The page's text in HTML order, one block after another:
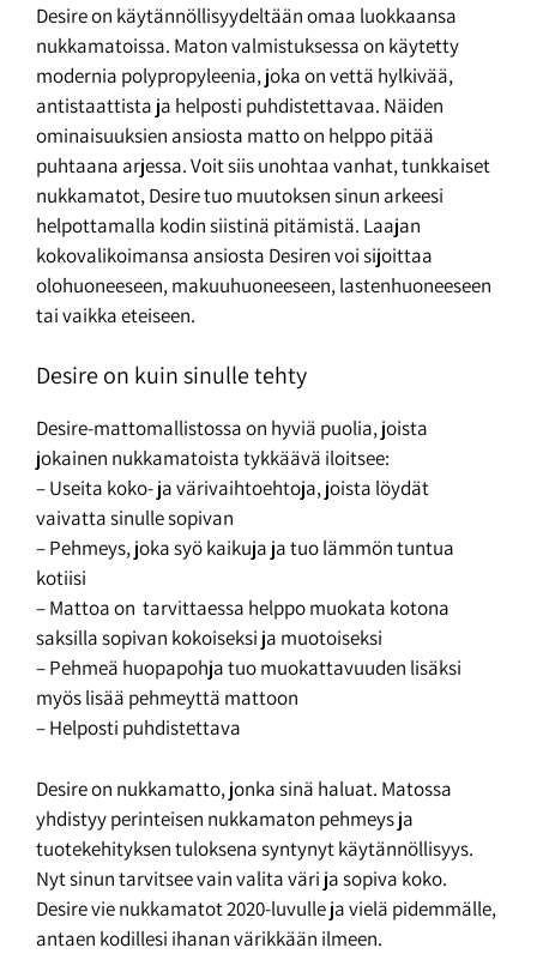
Desire on käytännöllisyydeltään omaa luokkaansa
nukkamatoissa. Maton valmistuksessa on käytetty
modernia polypropyleenia, joka on vettä hylkivää,
antistaattista ja helposti puhdistettavaa. Näiden
ominaisuuksien ansiosta matto on helppo pitää
puhtaana arjessa. Voit siis unohtaa vanhat, tunkkaiset
nukkamatot, Desire tuo muutoksen sinun arkeesi
helpottamalla kodin siistinä pitämistä. Laajan
kokovalikoimansa ansiosta Desiren voi sijoittaa
olohuoneeseen, makuuhuoneeseen, lastenhuoneeseen
tai vaikka eteiseen.
Desire on kuin sinulle tehty
Desire-mattomallistossa on hyviä puolia, joista
jokainen nukkamatoista tykkäävä iloitsee:
– Useita koko- ja värivaihtoehtoja, joista löydät
vaivatta sinulle sopivan
– Pehmeys, joka syö kaikuja ja tuo lämmön tuntua
kotiisi
– Mattoa on tarvittaessa helppo muokata kotona
saksilla sopivan kokoiseksi ja muotoiseksi
– Pehmeä huopapohja tuo muokattavuuden lisäksi
myös lisää pehmeyttä mattoon
– Helposti puhdistettava
Desire on nukkamatto, jonka sinä haluat. Matossa
yhdistyy perinteisen nukkamaton pehmeys ja
tuotekehityksen tuloksena syntynyt käytännöllisyys.
Nyt sinun tarvitsee vain valita väri ja sopiva koko.
Desire vie nukkamatot 2020-luvulle ja vielä pidemmälle,
antaen kodillesi ihanan värikkään ilmeen.